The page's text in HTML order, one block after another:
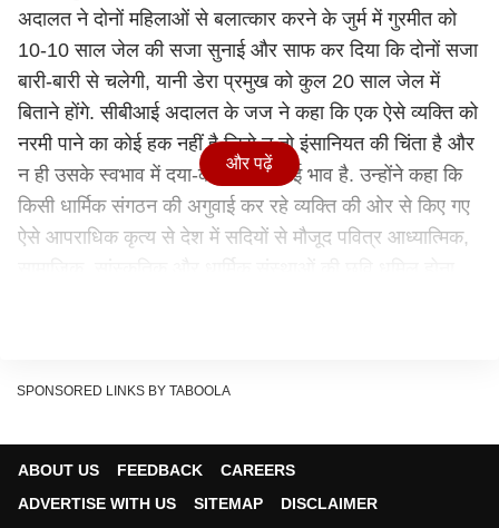
अदालत ने दोनों महिलाओं से बलात्कार करने के जुर्म में गुरमीत को
10-10 साल जेल की सजा सुनाई और साफ कर दिया कि दोनों सजा
बारी-बारी से चलेगी, यानी डेरा प्रमुख को कुल 20 साल जेल में
बिताने होंगे. सीबीआई अदालत के जज ने कहा कि एक ऐसे व्यक्ति को
नरमी पाने का कोई हक नहीं है जिसे न तो इंसानियत की चिंता है और
न ही उसके स्वभाव में दया-करूणा का कोई भाव है. उन्होंने कहा कि
किसी धार्मिक संगठन की अगुवाई कर रहे व्यक्ति की ओर से किए गए
ऐसे आपराधिक कृत्य से देश में सदियों से मौजूद पवित्र आध्यात्मिक,
भारतीय रेल की बड़ी उपलब्धि! USBRL रूट
से कश्मीर पहुंची ईंधन से लदी पहली ट्रेन
और पढ़ें
SPONSORED LINKS BY TABOOLA
ABOUT US FEEDBACK
CAREERS
ADVERTISE WITH US
SITEMAP DISCLAIMER